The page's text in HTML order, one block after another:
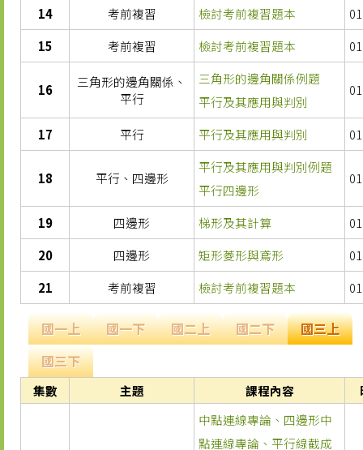
14 考前複習 檢討考前複習題本
15
考前複習 檢討考前複習題本
16
三角形的邊角關係、
平行
三角形的邊角關係例題
平行及其應用與判別
17 平行 平行及其應用與判別
18 平行、四邊形
平行及其應用與判別例題
平行四邊形
19 四邊形 梯形及其計算
20
四邊形 矩形菱形與鳶形
21
考前複習 檢討考前複習題本
國一上 國一下 國二上 國二下
國三上
國三下
集數 主題 課程內容
中點連線專論、四邊形中
點連線專論、平行線截成